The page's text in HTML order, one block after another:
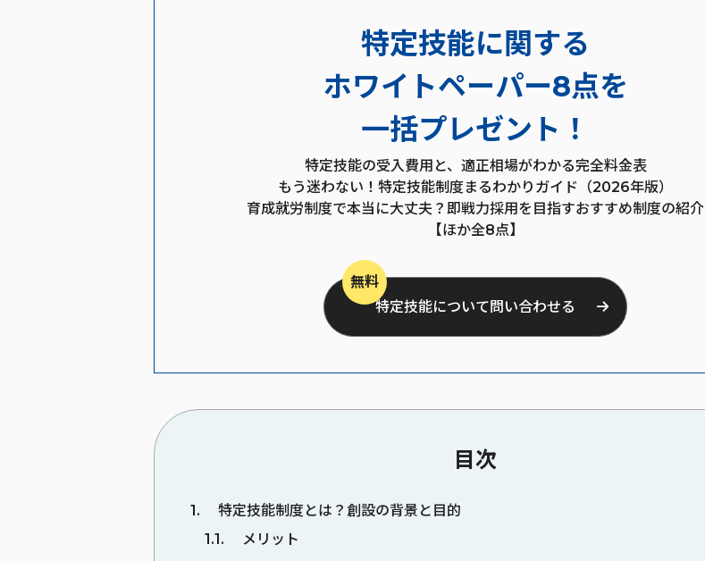
特定技能に関する
ホワイトペーパー8点を
一括プレゼント！
特定技能の受入費用と、適正相場がわかる完全料金表
もう迷わない！特定技能制度まるわかりガイド（2026年版）
育成就労制度で本当に大丈夫？即戦力採用を目指すおすすめ制度の紹介
【ほか全8点】
無料
特定技能について問い合わせる
目次
1
特定技能制度とは？創設の背景と目的
1.1
メリット